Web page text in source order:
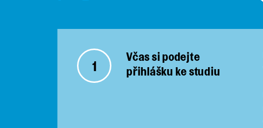
1
Včas si podejte
přihlášku ke studiu